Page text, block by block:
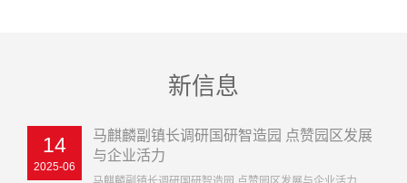
新信息
14
2025-06
马麒麟副镇长调研国研智造园 点赞园区发展
与企业活力